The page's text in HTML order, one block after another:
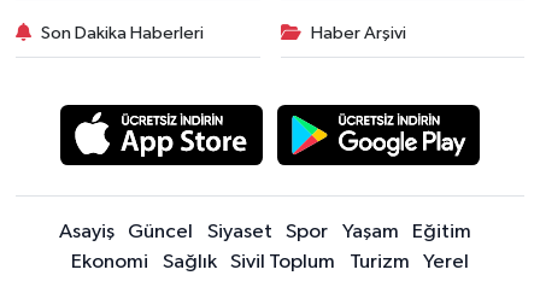
Son Dakika Haberleri Haber Arşivi
Asayiş Güncel Siyaset Spor Yaşam
Eğitim
Ekonomi
Sağlık Sivil Toplum Turizm Yerel